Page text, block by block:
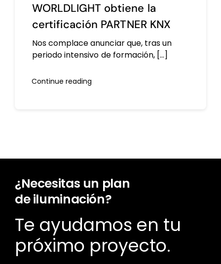
WORLDLIGHT obtiene la
certificación PARTNER KNX
Nos complace anunciar que, tras un
periodo intensivo de formación, [...]
Continue reading
¿Necesitas un plan
de iluminación?
Te ayudamos en tu
próximo proyecto.